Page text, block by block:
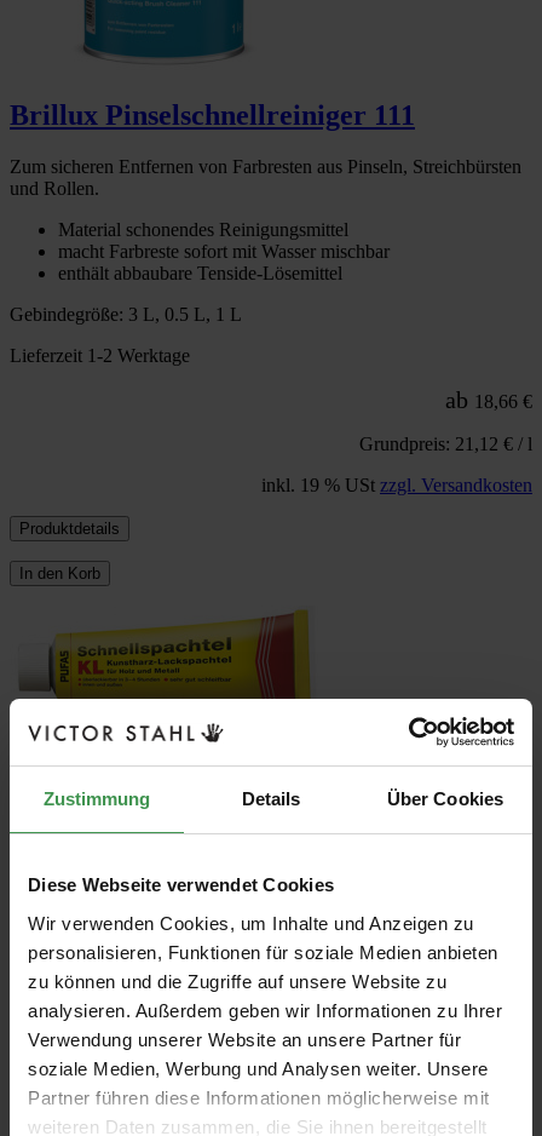
Zustimmung Details Über Cookies
Diese Webseite verwendet Cookies
Wir verwenden Cookies, um Inhalte und Anzeigen zu
personalisieren, Funktionen für soziale Medien anbieten
zu können und die Zugriffe auf unsere Website zu
analysieren. Außerdem geben wir Informationen zu Ihrer
Verwendung unserer Website an unsere Partner für
soziale Medien, Werbung und Analysen weiter. Unsere
Partner führen diese Informationen möglicherweise mit
weiteren Daten zusammen, die Sie ihnen bereitgestellt
Brillux Pinselschnellreiniger 111
Zum sicheren Entfernen von Farbresten aus Pinseln, Streichbürsten
und Rollen.
Material schonendes Reinigungsmittel
macht Farbreste sofort mit Wasser mischbar
enthält abbaubare Tenside-Lösemittel
Gebindegröße: 3 L, 0.5 L, 1 L
Lieferzeit 1-2 Werktage
ab 18,66 €
Grundpreis: 21,12 € / l
inkl. 19 % USt zzgl. Versandkosten
Produktdetails
In den Korb
Pufas Schnellspachtel KL - 200 g
Gebrauchsfertiger, weißer, schnelltrocknender Lackspachtel für den
Innen- und Außenbereich.
Kunstharz-Lackspachtel
schnell trocknend
überlackierbar in 3 – 4 Stunden
sehr gut schleifbar
innen und außen
Lieferzeit 1-2 Werktage
7,97 €
Grundpreis: 39,85 € / kg